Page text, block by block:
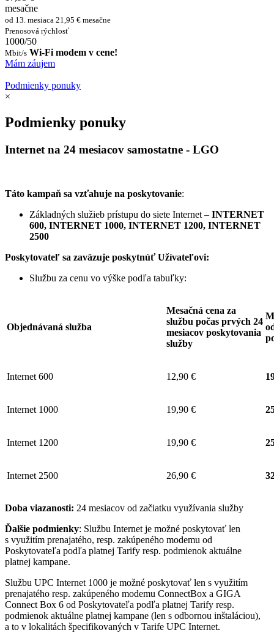
mesačne
od 13. mesiaca 21,95 € mesačne
Prenosová rýchlosť
1000/50
Mbit/s Wi-Fi modem v cene!
Mám záujem
Podmienky ponuky
×
Podmienky ponuky
Internet na 24 mesiacov samostatne - LGO
Táto kampaň sa vzťahuje na poskytovanie:
Základných služieb prístupu do siete Internet – INTERNET
600, INTERNET 1000, INTERNET 1200, INTERNET
2500
Poskytovateľ sa zaväzuje poskytnúť Užívateľovi:
Službu za cenu vo výške podľa tabuľky:
Objednávaná služba
Mesačná cena za
službu počas prvých 24
mesiacov poskytovania
služby
Internet 600 12,90 €
Internet 1000 19,90 €
Internet 1200 19,90 €
Internet 2500 26,90 €
Doba viazanosti: 24 mesiacov od začiatku využívania služby
Ďalšie podmienky: Službu Internet je možné poskytovať len
s využitím prenajatého, resp. zakúpeného modemu od
Poskytovateľa podľa platnej Tarify resp. podmienok aktuálne
platnej kampane.
Službu UPC Internet 1000 je možné poskytovať len s využitím
prenajatého resp. zakúpeného modemu ConnectBox a GIGA
Connect Box 6 od Poskytovateľa podľa platnej Tarify resp.
podmienok aktuálne platnej kampane (len s odbornou inštaláciou),
a to v lokalitách špecifikovaných v Tarife UPC Internet.